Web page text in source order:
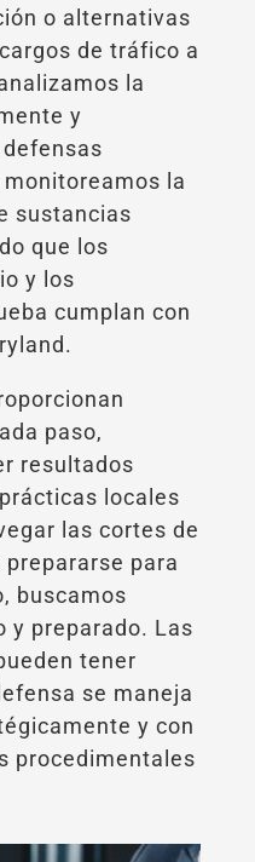
o alternativas
de tráfico a
la
y
la
sustancias
que los
y los
cumplan con
paso,
resultados
locales
las cortes de
para
buscamos
y preparado. Las
tener
se maneja
y con
procedimentales